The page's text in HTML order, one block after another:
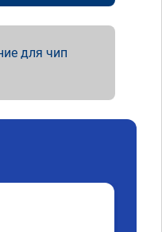
для чип